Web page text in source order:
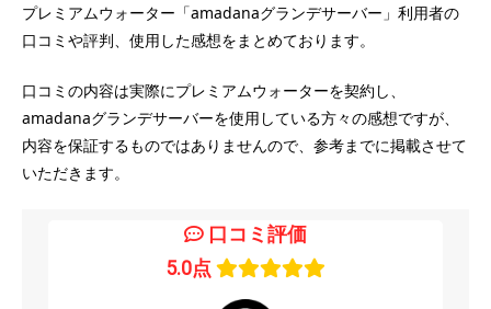
プレミアムウォーター「amadanaグランデサーバー」利用者の
口コミや評判、使用した感想をまとめております。
口コミの内容は実際にプレミアムウォーターを契約し、
amadanaグランデサーバーを使用している方々の感想ですが、
内容を保証するものではありませんので、参考までに掲載させて
いただきます。
口コミ評価
5.0点